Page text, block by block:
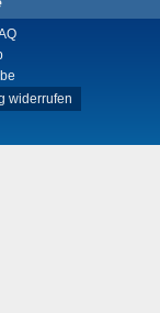
widerrufen